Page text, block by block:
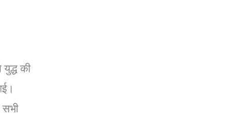
युद्ध की